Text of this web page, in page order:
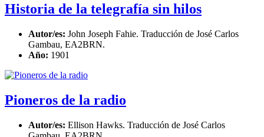
Historia de la telegrafía sin hilos
Autor/es: John Joseph Fahie. Traducción de José Carlos
Gambau, EA2BRN.
Año: 1901
Pioneros de la radio
Autor/es: Ellison Hawks. Traducción de José Carlos